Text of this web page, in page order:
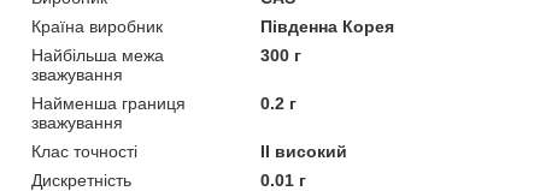
Країна виробник
Південна Корея
Найбільша межа
зважування
300 г
Найменша границя
зважування
0.2 г
Клас точності
II високий
Дискретність
0.01 г